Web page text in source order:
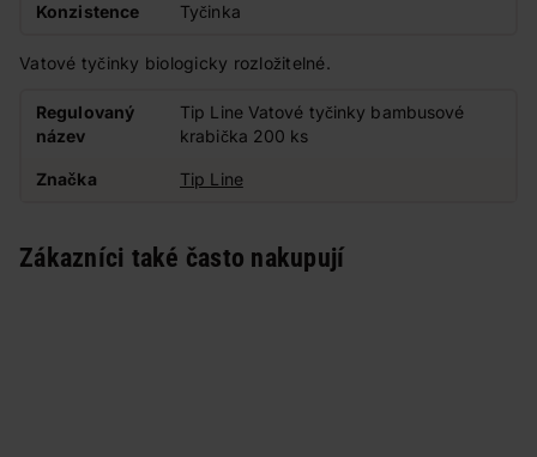
Konzistence Tyčinka
Vatové tyčinky biologicky rozložitelné.
Regulovaný
název
Tip Line Vatové tyčinky bambusové
krabička 200 ks
Značka Tip Line
Zákazníci také často nakupují